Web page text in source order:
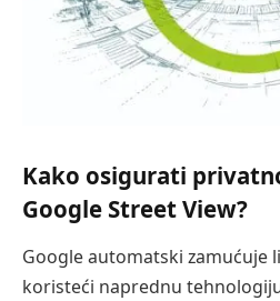
Kako osigurati
Google Street View?
Google automatski zamućuje
koristeći naprednu